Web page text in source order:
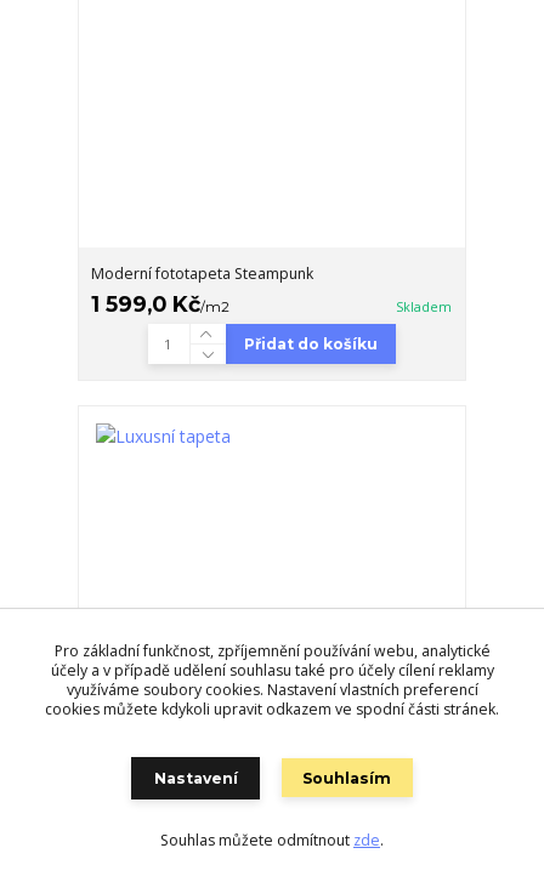
Moderní fototapeta Steampunk
1 599,0 Kč/m2 Skladem
Přidat do košíku
1 499,0 Kč
Pro základní funkčnost, zpříjemnění používání webu, analytické
účely a v případě udělení souhlasu také pro účely cílení reklamy
využíváme soubory cookies. Nastavení vlastních preferencí
cookies můžete kdykoli upravit odkazem ve spodní části stránek.
Nastavení Souhlasím
Souhlas můžete odmítnout zde.